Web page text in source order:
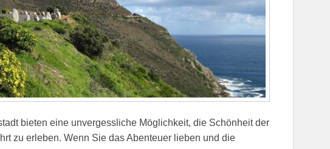
bieten eine unvergessliche Möglichkeit, die Schönheit der
zu erleben. Wenn Sie das Abenteuer lieben und die